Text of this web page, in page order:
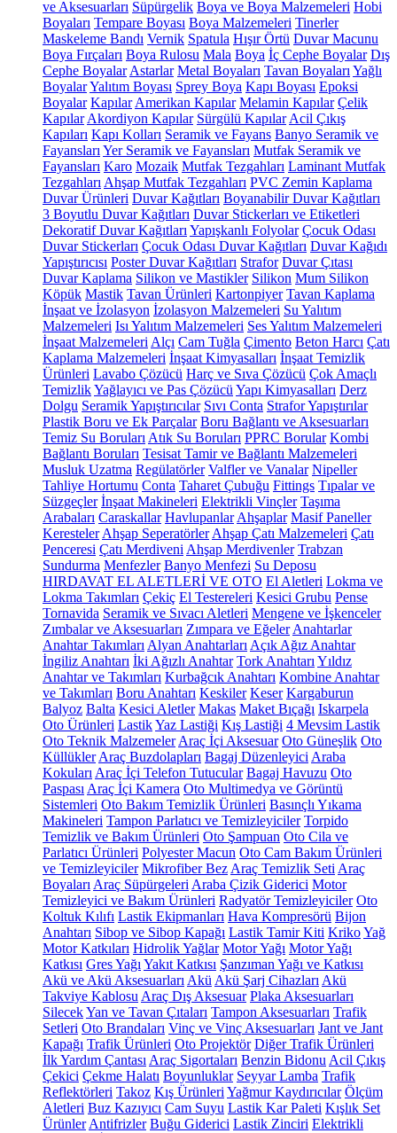
ve Aksesuarları Süpürgelik Boya ve Boya Malzemeleri Hobi
Boyaları Tempare Boyası Boya Malzemeleri Tinerler
Maskeleme Bandı Vernik Spatula Hışır Örtü Duvar Macunu
Boya Fırçaları Boya Rulosu Mala Boya İç Cephe Boyalar Dış
Cephe Boyalar Astarlar Metal Boyaları Tavan Boyaları Yağlı
BoyalarYalıtım Boyası Sprey Boya Kapı Boyası Epoksi
Boyalar Kapılar Amerikan Kapılar Melamin Kapılar Çelik
Kapılar Akordiyon Kapılar Sürgülü Kapılar Acil Çıkış
Kapıları Kapı Kolları Seramik ve Fayans Banyo Seramik ve
Fayansları Yer Seramik ve Fayansları Mutfak Seramik ve
Fayansları Karo Mozaik Mutfak Tezgahları Laminant Mutfak
Tezgahları Ahşap Mutfak Tezgahları PVC Zemin Kaplama
Duvar Ürünleri Duvar Kağıtları Boyanabilir Duvar Kağıtları
3 Boyutlu Duvar Kağıtları Duvar Stickerları ve Etiketleri
Dekoratif Duvar Kağıtları Yapışkanlı Folyolar Çocuk Odası
Duvar Stickerları Çocuk Odası Duvar Kağıtları Duvar Kağıdı
Yapıştırıcısı Poster Duvar Kağıtları Strafor Duvar Çıtası
Duvar Kaplama Silikon ve Mastikler Silikon Mum Silikon
Köpük Mastik Tavan Ürünleri Kartonpiyer Tavan Kaplama
İnşaat ve İzolasyon İzolasyon Malzemeleri Su Yalıtım
Malzemeleri Isı Yalıtım Malzemeleri Ses Yalıtım Malzemeleri
İnşaat Malzemeleri Alçı Cam Tuğla Çimento Beton Harcı Çatı
Kaplama Malzemeleri İnşaat Kimyasalları İnşaat Temizlik
Ürünleri Lavabo Çözücü Harç ve Sıva Çözücü Çok Amaçlı
TemizlikYağlayıcı ve Pas Çözücü Yapı Kimyasalları Derz
Dolgu Seramik Yapıştırıcılar Sıvı Conta Strafor Yapıştırılar
Plastik Boru ve Ek Parçalar Boru Bağlantı ve Aksesuarları
Temiz Su Boruları Atık Su Boruları PPRC Borular Kombi
Bağlantı Boruları Tesisat Tamir ve Bağlantı Malzemeleri
Musluk Uzatma Regülatörler Valfler ve Vanalar Nipeller
Tahliye Hortumu Conta Taharet Çubuğu Fittings Tıpalar ve
Süzgeçler İnşaat Makineleri Elektrikli Vinçler Taşıma
Arabaları Caraskallar Havlupanlar Ahşaplar Masif Paneller
Keresteler Ahşap Seperatörler Ahşap Çatı Malzemeleri Çatı
Penceresi Çatı Merdiveni Ahşap Merdivenler Trabzan
Sundurma Menfezler Banyo Menfezi Su Deposu
HIRDAVAT EL ALETLERİ VE OTO El Aletleri Lokma ve
Lokma Takımları Çekiç El Testereleri Kesici Grubu Pense
Tornavida Seramik ve Sıvacı Aletleri Mengene ve İşkenceler
Zımbalar ve Aksesuarları Zımpara ve Eğeler Anahtarlar
Anahtar Takımları Alyan Anahtarları Açık Ağız Anahtar
İngiliz Anahtarı İki Ağızlı Anahtar Tork Anahtarı Yıldız
Anahtar ve Takımları Kurbağcık Anahtarı Kombine Anahtar
ve Takımları Boru Anahtarı Keskiler Keser Kargaburun
Balyoz Balta Kesici Aletler Makas Maket Bıçağı Iskarpela
Oto Ürünleri LastikYaz Lastiği Kış Lastiği 4 Mevsim Lastik
Oto Teknik Malzemeler Araç İçi Aksesuar Oto Güneşlik Oto
Küllükler Araç Buzdolapları Bagaj Düzenleyici Araba
Kokuları Araç İçi Telefon Tutucular Bagaj Havuzu Oto
Paspası Araç İçi Kamera Oto Multimedya ve Görüntü
Sistemleri Oto Bakım Temizlik Ürünleri Basınçlı Yıkama
Makineleri Tampon Parlatıcı ve Temizleyiciler Torpido
Temizlik ve Bakım Ürünleri Oto Şampuan Oto Cila ve
Parlatıcı Ürünleri Polyester Macun Oto Cam Bakım Ürünleri
ve Temizleyiciler Mikrofiber Bez Araç Temizlik Seti Araç
Boyaları Araç Süpürgeleri Araba Çizik Giderici Motor
Temizleyici ve Bakım Ürünleri Radyatör Temizleyiciler Oto
Koltuk Kılıfı Lastik Ekipmanları Hava Kompresörü Bijon
Anahtarı Sibop ve Sibop Kapağı Lastik Tamir Kiti KrikoYağ
Motor Katkıları Hidrolik Yağlar Motor Yağı Motor Yağı
Katkısı Gres Yağı Yakıt Katkısı Şanzıman Yağı ve Katkısı
Akü ve Akü Aksesuarları Akü Akü Şarj Cihazları Akü
Takviye Kablosu Araç Dış Aksesuar Plaka Aksesuarları
SilecekYan ve Tavan Çıtaları Tampon Aksesuarları Trafik
Setleri Oto Brandaları Vinç ve Vinç Aksesuarları Jant ve Jant
Kapağı Trafik Ürünleri Oto Projektör Diğer Trafik Ürünleri
İlk Yardım Çantası Araç Sigortaları Benzin Bidonu Acil Çıkış
Çekici Çekme Halatı Boyunluklar Seyyar Lamba Trafik
Reflektörleri Takoz Kış Ürünleri Yağmur Kaydırıcılar Ölçüm
Aletleri Buz Kazıyıcı Cam Suyu Lastik Kar Paleti Kışlık Set
Ürünler Antifrizler Buğu Giderici Lastik Zinciri Elektrikli